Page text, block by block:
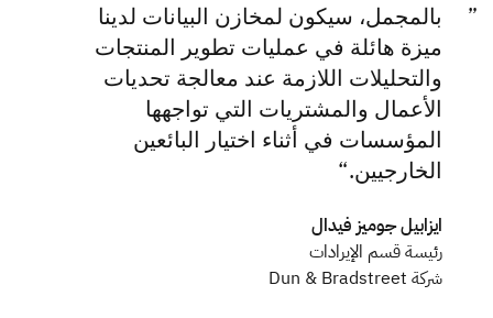
بالمجمل، سيكون لمخازن البيانات لدينا
ميزة هائلة في عمليات تطوير المنتجات
والتحليلات اللازمة عند معالجة تحديات
الأعمال والمشتريات التي تواجهها
المؤسسات في أثناء اختيار البائعين
الخارجيين.
ايزابيل جوميز فيدال
رئيسة قسم الإيرادات
شركة Dun & Bradstreet